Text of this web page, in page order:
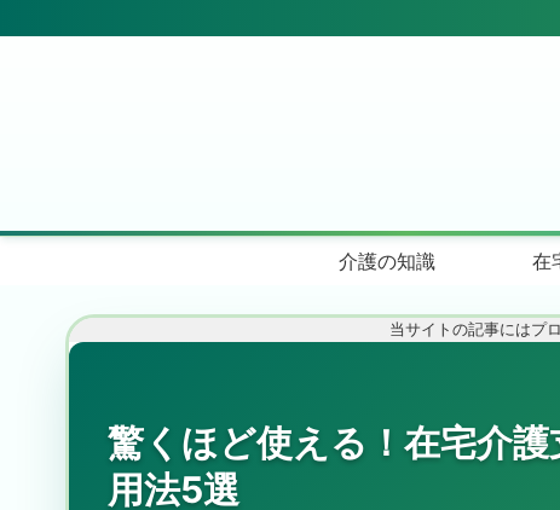
介護の知識 在
当サイトの記事にはプ
驚くほど使える！在宅介
用法5選